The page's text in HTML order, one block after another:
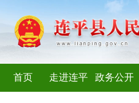
首页 走进连平 政务公开